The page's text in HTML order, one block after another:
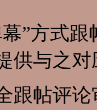
幕”方式
供与之
跟帖评